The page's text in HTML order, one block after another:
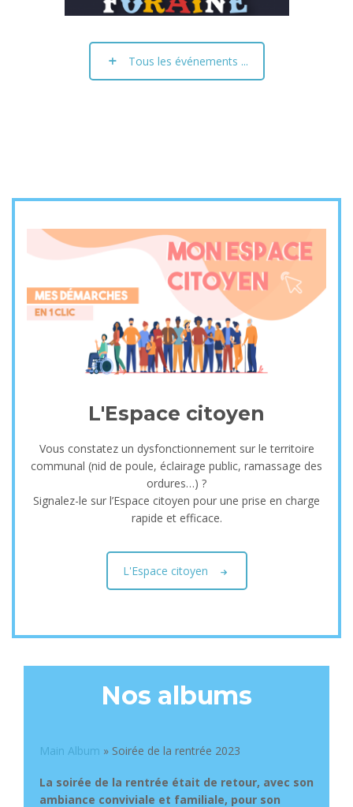
Découvrir l'évènement
Journée des associations
LIBERE TA CREA – Arts
annuelle
9 septembre à 08:00
13 septembre à
17:00
Réunion mensuelle sur
Tous les événements ...
L'Espace citoyen
Vous constatez un dysfonctionnement sur le territoire
communal (nid de poule, éclairage public, ramassage des
ordures…) ?
Signalez-le sur l’Espace citoyen pour une prise en charge
rapide et efficace.
L'Espace citoyen
Nos albums
Main Album » Soirée de la rentrée 2023
La soirée de la rentrée était de retour, avec son
ambiance conviviale et familiale, pour son